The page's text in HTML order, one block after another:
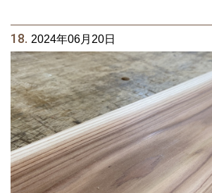
18. 2024年06月20日